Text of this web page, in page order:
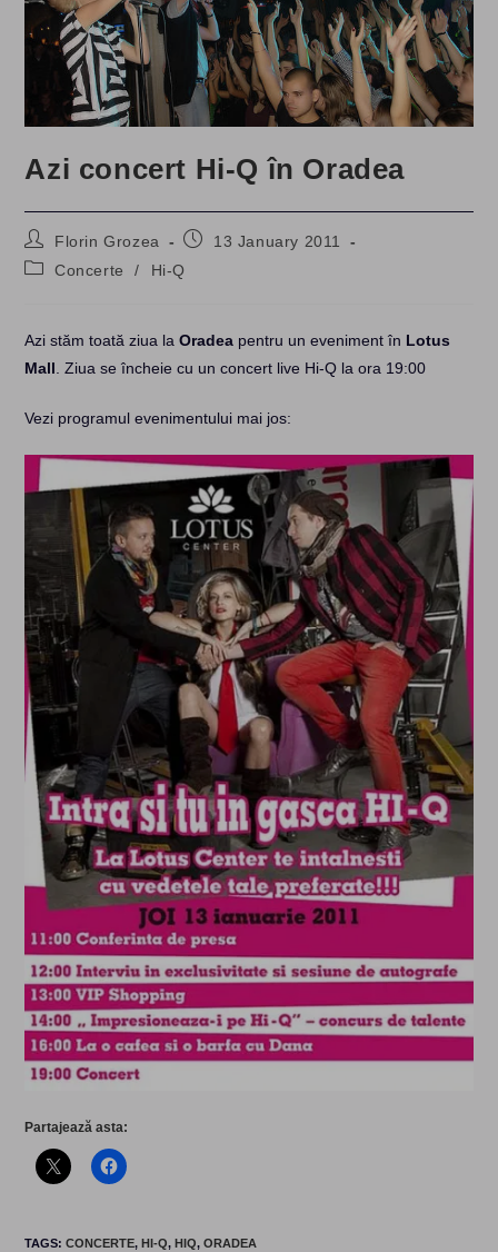
Azi concert Hi-Q în Oradea
Post
author:
Florin Grozea
Post13 January 2011
PostConcerte / Hi-Q
Azi stăm toată ziua laOradea pentru un eveniment în Lotus
Mall. Ziua se încheie cu un concert live Hi-Q la ora 19:00
Vezi programul evenimentului mai jos:
Partajează asta:
TAGS:CONCERTE, HI-Q, HIQ, ORADEA